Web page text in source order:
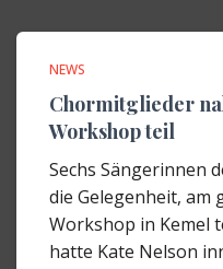
NEWS
Chormitglieder
Workshop teil
Sechs Sängerinnen
die Gelegenheit, am
Workshop in Kemel
hatte Kate Nelson